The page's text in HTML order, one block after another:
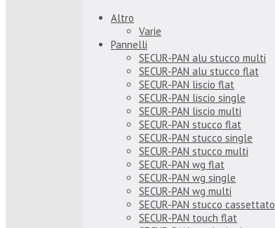
Altro
Varie
Pannelli
SECUR-PAN alu stucco multi
SECUR-PAN alu stucco flat
SECUR-PAN liscio flat
SECUR-PAN liscio single
SECUR-PAN liscio multi
SECUR-PAN stucco flat
SECUR-PAN stucco single
SECUR-PAN stucco multi
SECUR-PAN wg flat
SECUR-PAN wg single
SECUR-PAN wg multi
SECUR-PAN stucco cassettato
SECUR-PAN touch flat